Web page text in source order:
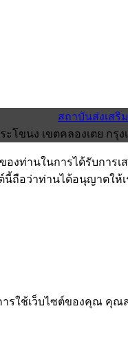
สถาบันส่งเสริ
ขนง เขตคลองเตย กรุงเท
งท่านในการได้รับการ
ต์นี้ถือว่าท่านได้อนุญาต
ใช้เว็บไซต์ของคุณ คุณ